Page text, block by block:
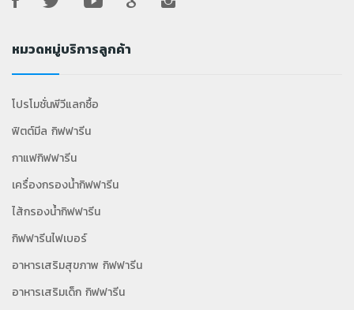
หมวดหมู่บริการลูกค้า
โปรโมชั่นพีวีแลกซื้อ
ฟิตต์มีล กิฟฟารีน
กาแฟกิฟฟารีน
เครื่องกรองน้ำกิฟฟารีน
ไส้กรองน้ำกิฟฟารีน
กิฟฟารีนไฟเบอร์
อาหารเสริมสุขภาพ กิฟฟารีน
อาหารเสริมเด็ก กิฟฟารีน